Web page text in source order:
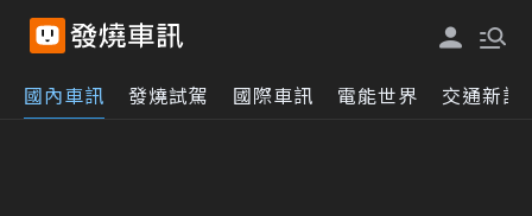
國內車訊 發燒試駕 國際車訊 電能世界 交通新訊